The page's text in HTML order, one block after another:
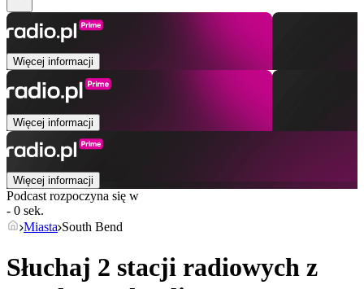
Więcej informacji
Więcej informacji
Więcej informacji
Podcast rozpoczyna się w
- 0 sek.
Miasta South Bend
Słuchaj 2 stacji radiowych z